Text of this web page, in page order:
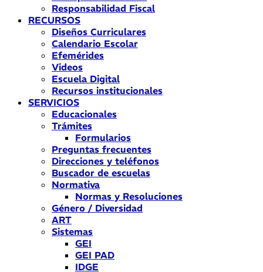
Responsabilidad Fiscal
RECURSOS
Diseños Curriculares
Calendario Escolar
Efemérides
Videos
Escuela Digital
Recursos institucionales
SERVICIOS
Educacionales
Trámites
Formularios
Preguntas frecuentes
Direcciones y teléfonos
Buscador de escuelas
Normativa
Normas y Resoluciones
Género / Diversidad
ART
Sistemas
GEI
GEI PAD
IDGE